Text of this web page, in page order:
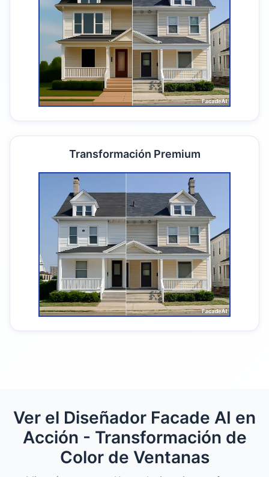
Transformación Premium
Ver el Diseñador Facade AI en
Acción - Transformación de
Color de Ventanas